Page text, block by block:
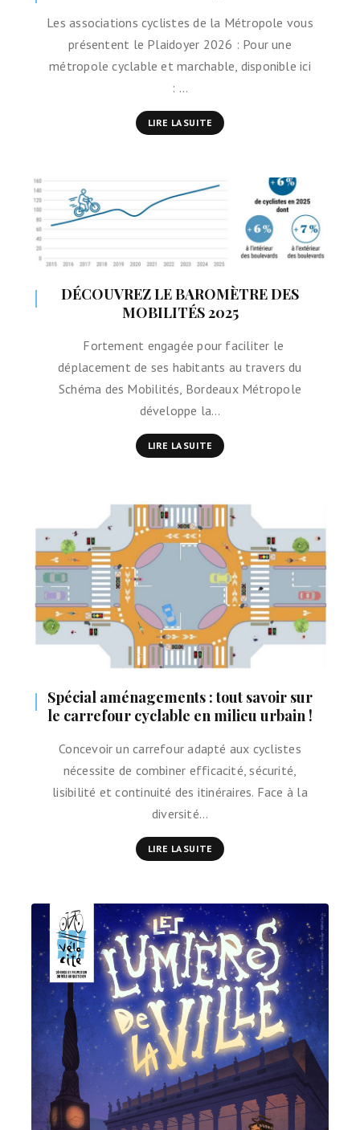
Les associations cyclistes de la Métropole vous
présentent le Plaidoyer 2026 : Pour une
métropole cyclable et marchable, disponible ici
: …
LIRE LA SUITE
DÉCOUVREZ LE BAROMÈTRE DES
MOBILITÉS 2025
Fortement engagée pour faciliter le
déplacement de ses habitants au travers du
Schéma des Mobilités, Bordeaux Métropole
développe la…
LIRE LA SUITE
Spécial aménagements : tout savoir sur
le carrefour cyclable en milieu urbain !
Concevoir un carrefour adapté aux cyclistes
nécessite de combiner efficacité, sécurité,
lisibilité et continuité des itinéraires. Face à la
diversité…
LIRE LA SUITE